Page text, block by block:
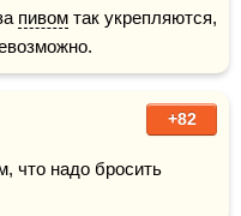
пивом так укрепляются,
+82